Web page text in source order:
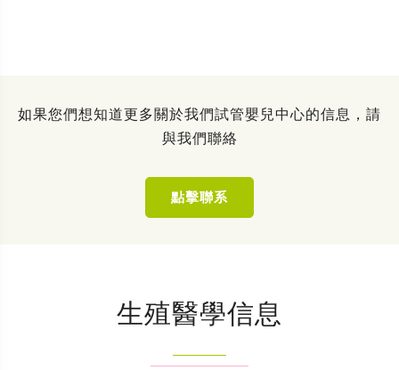
如果您們想知道更多關於我們試管嬰兒中心的信息，請
與我們聯絡
點擊聯系
生殖醫學信息